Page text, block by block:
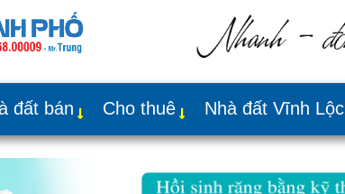
đất bán Cho thuê Nhà đất Vĩnh Lộc